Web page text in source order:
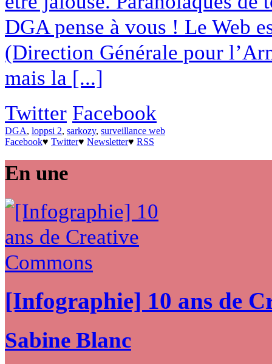
DGA pense à vous ! Le Web
(Direction Générale pour
mais la [...]
Twitter Facebook
DGA, loppsi 2, sarkozy, surveillance web
Facebook♥ Twitter♥ Newsletter♥ RSS
En une
[Infographie] 10 ans de
Sabine Blanc